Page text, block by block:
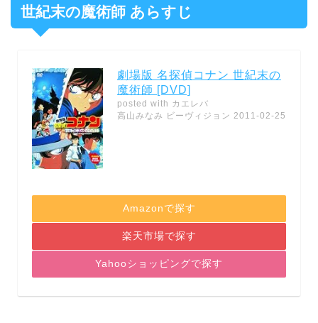
世紀末の魔術師 あらすじ
劇場版 名探偵コナン 世紀末の
魔術師 [DVD]
posted with カエレバ
高山みなみ ビーヴィジョン 2011-02-25
Amazonで探す
楽天市場で探す
Yahooショッピングで探す